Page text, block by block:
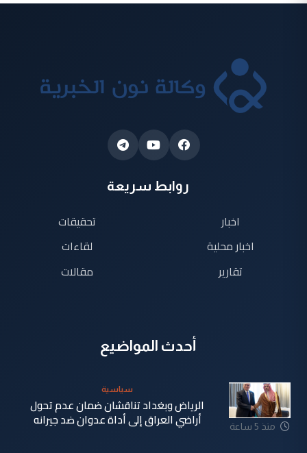
روابط سريعة
اخبار
اخبار محلية
تقارير
تحقيقات
لقاءات
مقالات
أحدث المواضيع
منذ 5 ساعة
سياسية
الرياض وبغداد تناقشان ضمان عدم تحول
أراضي العراق إلى أداة عدوان ضد جيرانه